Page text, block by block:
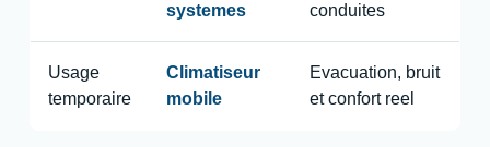
systemes
conduites
Usage
temporaire
Climatiseur
mobile
Evacuation, bruit
et confort reel